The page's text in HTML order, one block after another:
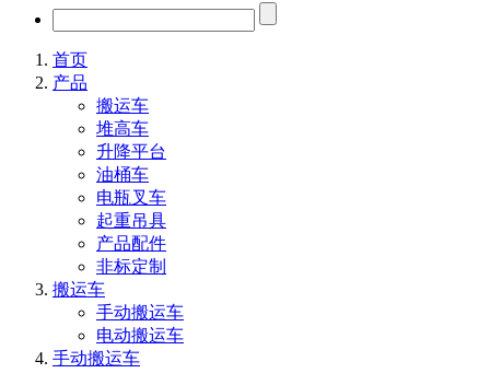
首页
产品
搬运车
堆高车
升降平台
油桶车
电瓶叉车
起重吊具
产品配件
非标定制
搬运车
手动搬运车
电动搬运车
手动搬运车